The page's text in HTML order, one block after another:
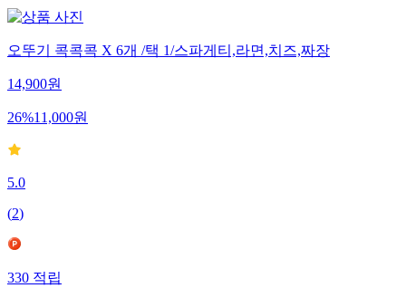
오뚜기 콕콕콕 X 6개 /택 1/스파게티,라면,치즈,짜장
14,900원
26%11,000원
5.0
(2)
330적립